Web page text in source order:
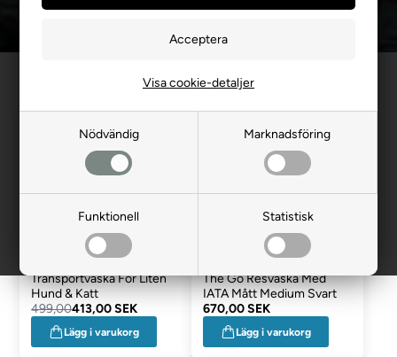
Nödvändig Marknadsföring
Funktionell Statistisk
Visa cookie-detaljer
Framsida»FÖR KATTER»Väska För Katt
Transportväska För Liten
Hund & Katt
499,00413,00 SEK
Lägg i varukorg
The Go Resväska Med
IATA Mått Medium Svart
670,00 SEK
Lägg i varukorg